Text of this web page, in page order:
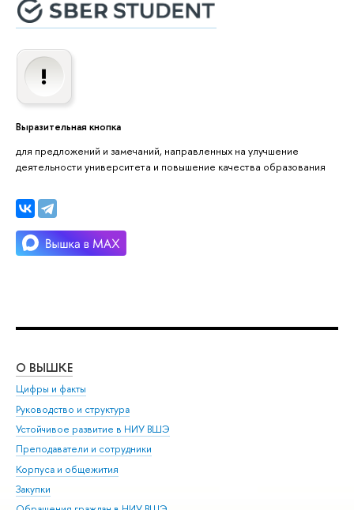
Выразительная кнопка
для предложений и замечаний, направленных на улучшение
деятельности университета и повышение качества образования
О ВЫШКЕ
Цифры и факты
Руководство и структура
Устойчивое развитие в НИУ ВШЭ
Преподаватели и сотрудники
Корпуса и общежития
Закупки